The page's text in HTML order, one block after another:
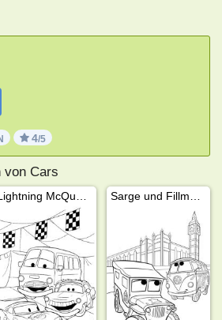
4/5
von Cars